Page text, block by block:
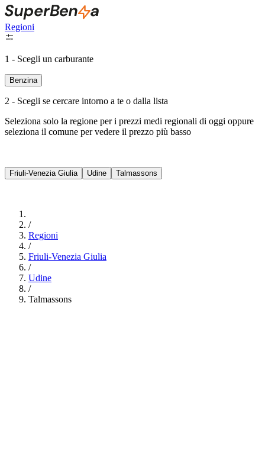
Regioni
1 - Scegli un carburante
Benzina
2 - Scegli se cercare intorno a te o dalla lista
Seleziona solo la regione per i prezzi medi regionali di oggi oppure
seleziona il comune per vedere il prezzo più basso
Friuli-Venezia Giulia Udine Talmassons
/
Regioni
/
Friuli-Venezia Giulia
/
Udine
/
Talmassons